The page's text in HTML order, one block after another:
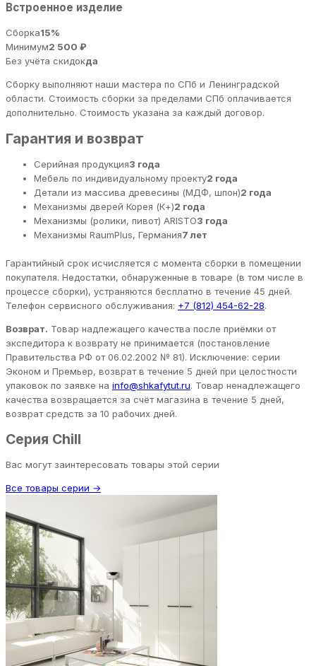
Встроенное изделие
Сборка15%
Минимум2 500 ₽
Без учёта скидокда
Сборку выполняют наши мастера по СПб и Ленинградской
области. Стоимость сборки за пределами СПб оплачивается
дополнительно. Стоимость указана за каждый договор.
Гарантия и возврат
Серийная продукция3 года
Мебель по индивидуальному проекту2 года
Детали из массива древесины (МДФ, шпон)2 года
Механизмы дверей Корея (К+)2 года
Механизмы (ролики, пивот) ARISTO3 года
Механизмы RaumPlus, Германия7 лет
Гарантийный срок исчисляется с момента сборки в помещении
покупателя. Недостатки, обнаруженные в товаре (в том числе в
процессе сборки), устраняются бесплатно в течение 45 дней.
Телефон сервисного обслуживания: +7 (812) 454-62-28.
Возврат. Товар надлежащего качества после приёмки от
экспедитора к возврату не принимается (постановление
Правительства РФ от 06.02.2002 № 81). Исключение: серии
Эконом и Премьер, возврат в течение 5 дней при целостности
упаковок по заявке на info@shkafytut.ru. Товар ненадлежащего
качества возвращается за счёт магазина в течение 5 дней,
возврат средств за 10 рабочих дней.
Серия Chill
Вас могут заинтересовать товары этой серии
Все товары серии →